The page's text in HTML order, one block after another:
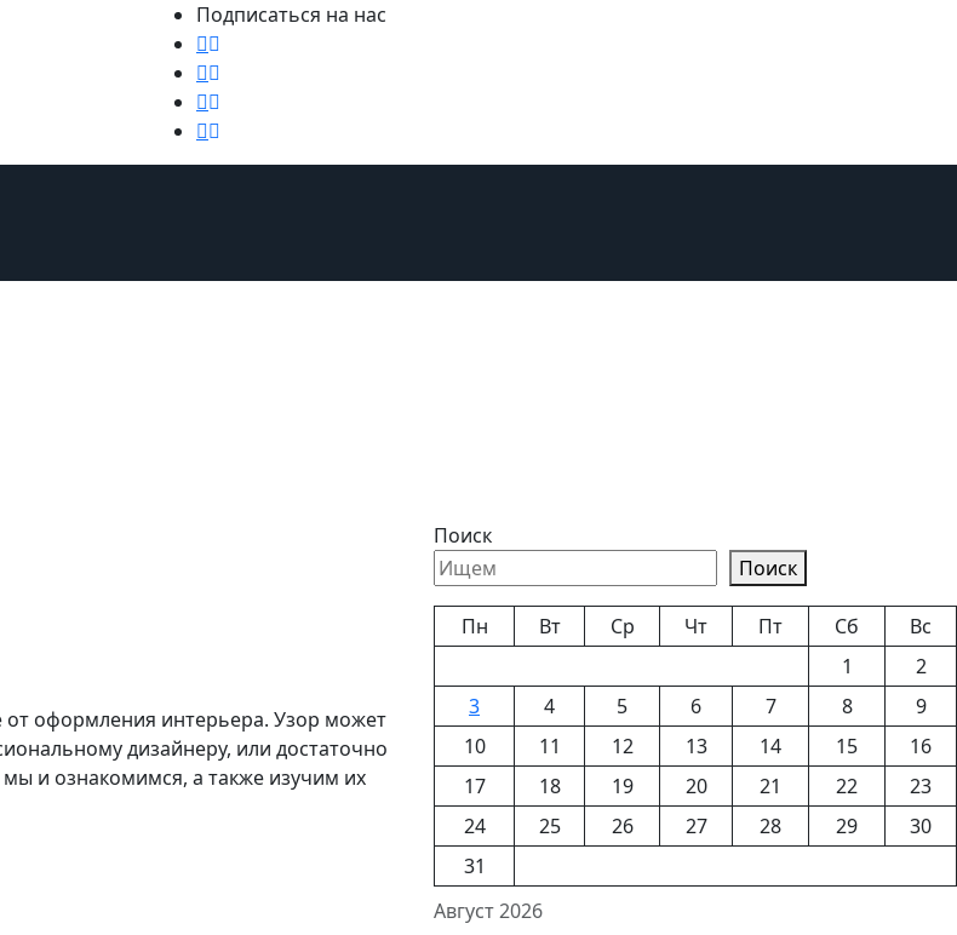
Подписаться на нас
оформления интерьера. Узор может
дизайнеру, или достаточно
и ознакомимся, а также изучим их
Поиск
Поиск
Август 2026
Пн Вт Ср Чт Пт Сб
Вс
1
2
3
4 5 6 7 8
9
10
11 12 13 14 15
16
17
18 19 20 21 22
23
24
25 26 27 28 29
30
31